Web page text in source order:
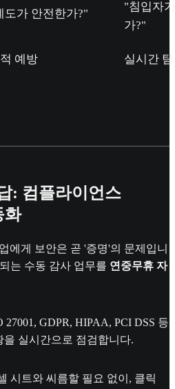
도가 안전한가?"
"침입자
가?"
예방 실시간
: 컴플라이언스
화
에게 보안은 곧 '증명'의 문제입니
는 수동 감사 업무를 연중무휴 자
27001, GDPR, HIPAA, PCI DSS 등
실시간으로 점검합니다.
시트와 씨름할 필요 없이, 클릭